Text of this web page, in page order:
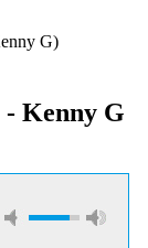
G)
Kenny G